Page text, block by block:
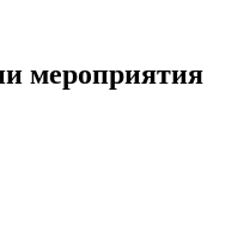
мероприятия